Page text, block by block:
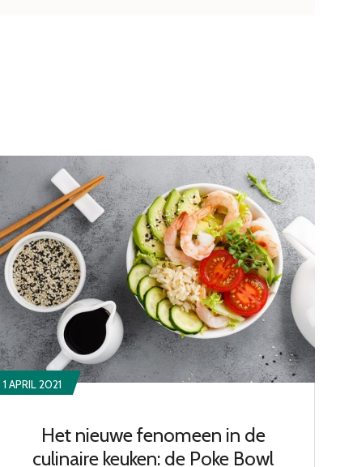
1 APRIL 2021
Het nieuwe fenomeen in de
culinaire keuken: de Poke Bowl